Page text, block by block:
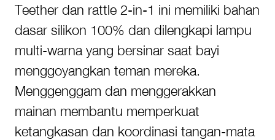
Teether dan rattle 2-in-1 ini memiliki bahan
dasar silikon 100% dan dilengkapi lampu
multi-warna yang bersinar saat bayi
menggoyangkan teman mereka.
Menggenggam dan menggerakkan
mainan membantu memperkuat
ketangkasan dan koordinasi tangan-mata